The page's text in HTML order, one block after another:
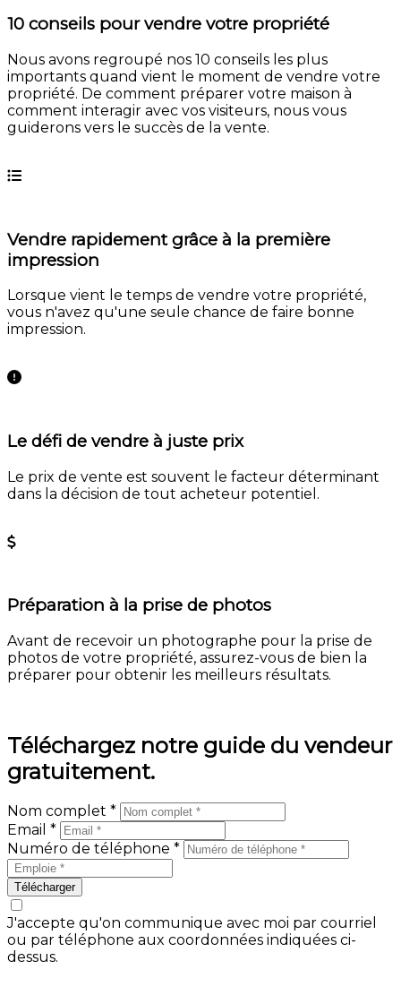
10 conseils pour vendre votre propriété
Nous avons regroupé nos 10 conseils les plus
importants quand vient le moment de vendre votre
propriété. De comment préparer votre maison à
comment interagir avec vos visiteurs, nous vous
guiderons vers le succès de la vente.
Vendre rapidement grâce à la première
impression
Lorsque vient le temps de vendre votre propriété,
vous n'avez qu'une seule chance de faire bonne
impression.
Le défi de vendre à juste prix
Le prix de vente est souvent le facteur déterminant
dans la décision de tout acheteur potentiel.
Préparation à la prise de photos
Avant de recevoir un photographe pour la prise de
photos de votre propriété, assurez-vous de bien la
préparer pour obtenir les meilleurs résultats.
Téléchargez notre guide du vendeur
gratuitement.
Nom complet *
Email *
Numéro de téléphone *
Télécharger
J'accepte qu'on communique avec moi par courriel
ou par téléphone aux coordonnées indiquées ci-
dessus.